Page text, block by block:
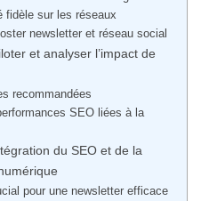
fidèle sur les réseaux
newsletter et réseau social
et analyser l’impact de
recommandées
SEO liées à la
du SEO et de la
pour une newsletter efficace